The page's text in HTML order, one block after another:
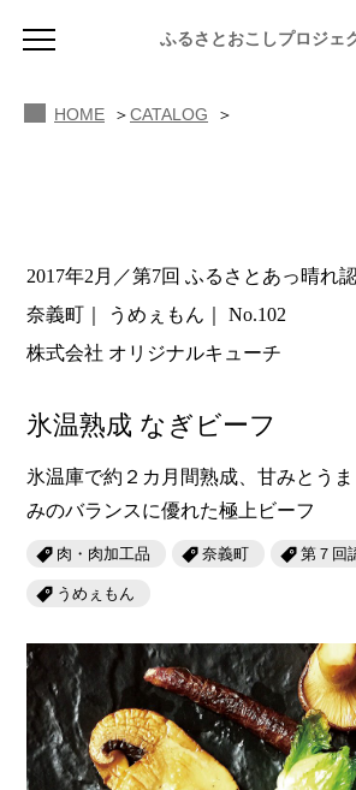
ふるさとおこしプロジェ
お知らせ
ふるさと文庫
ふるさと散歩
あの駅この駅
おのえきTIMES
JR西日本グループのおみやげ開発
岡山育ちのアイスバー
せとうちの果実 清涼飲
雑貨シリーズ
ふるさとあっ晴れ認定
マップ・一覧から探す
カテゴリー・タグ・キーワードから
Urara
SAKU美SAKU楽
ABOUT
JR岡山の地域共生
ふるさとおこしプロジェク
HOME CATALOG
2017年2月／第7回 ふるさとあっ晴れ
奈義町
うめぇもん
No.102
株式会社 オリジナルキューチ
氷温熟成 なぎビーフ
氷温庫で約２カ月間熟成、甘みとうま
みのバランスに優れた極上ビーフ
肉・肉加工品 奈義町 第７回
うめぇもん